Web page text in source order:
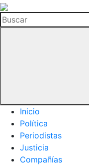
La
Hemeroteca
del
Buscar
Inicio
Política
Periodistas
Justicia
Compañías